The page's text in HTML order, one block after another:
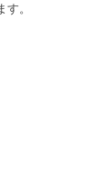
。